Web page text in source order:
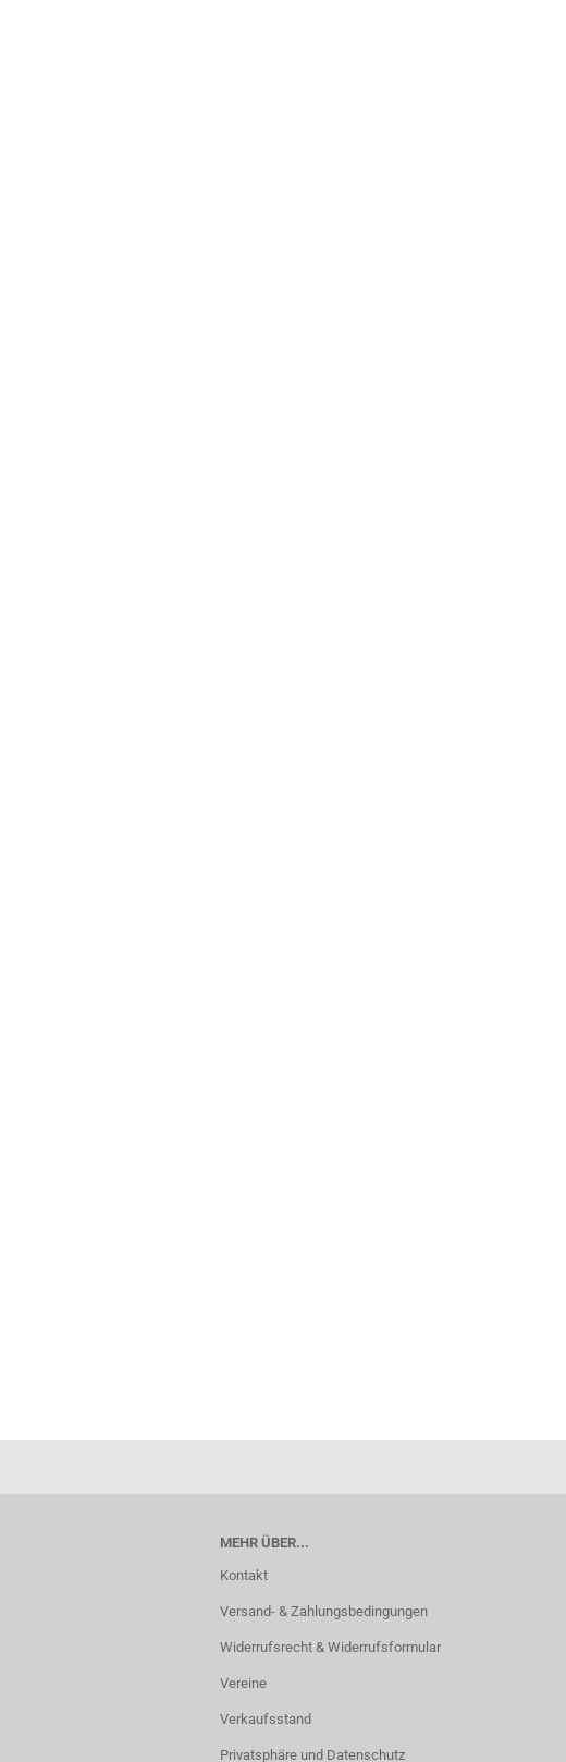
MEHR ÜBER...
Kontakt
Versand- & Zahlungsbedingungen
Widerrufsrecht & Widerrufsformular
Vereine
Verkaufsstand
Privatsphäre und Datenschutz